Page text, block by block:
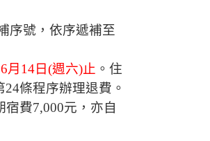
序號，依序遞補至
6月 14日 (週六)止 。住
24條程序辦理退費。
宿費7,000元，亦自